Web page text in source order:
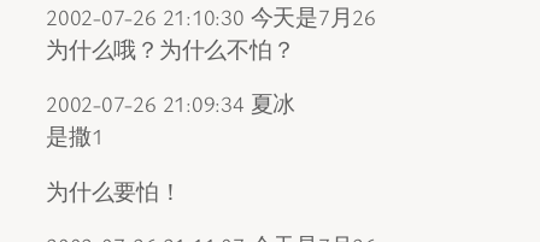
2002-07-26 21:10:30 今天是7月26
为什么哦？为什么不怕？
2002-07-26 21:09:34 夏冰
是撒1
为什么要怕！